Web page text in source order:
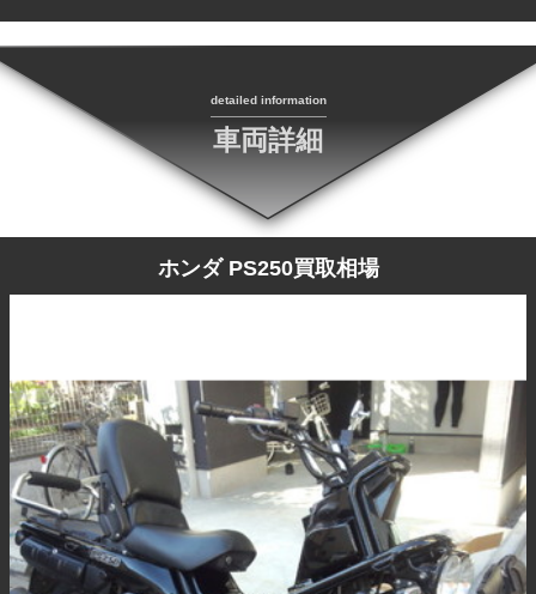
detailed information
車両詳細
ホンダ PS250買取相場